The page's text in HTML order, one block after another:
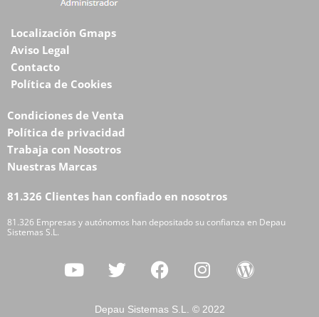
Localización Gmaps
Aviso Legal
Contacto
Política de Cookies
Condiciones de Venta
Política de privacidad
Trabaja con Nosotros
Nuestras Marcas
81.326 Clientes han confiado en nosotros
81.326 Empresas y autónomos han depositado su confianza en Depau
Sistemas S.L.
Depau Sistemas S.L. © 2022